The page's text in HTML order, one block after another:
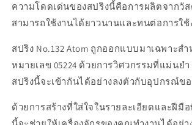
ความโดดเด่นของสปริงนี้คือการผลิตจากวั
สามารถใช้งานได้ยาวนานและทนต่อการใ
สปริง No.132 Atom ถูกออกแบบมาเฉพาะส
หมายเลข 05224 ด้วยการวิศวกรรมที่แม่นย
สปริงนี้จะเข้ากันได้อย่างลงตัวกับอุปกรณ์ข
ด้วยการสร้างที่ใส่ใจในรายละเอียดและฝี